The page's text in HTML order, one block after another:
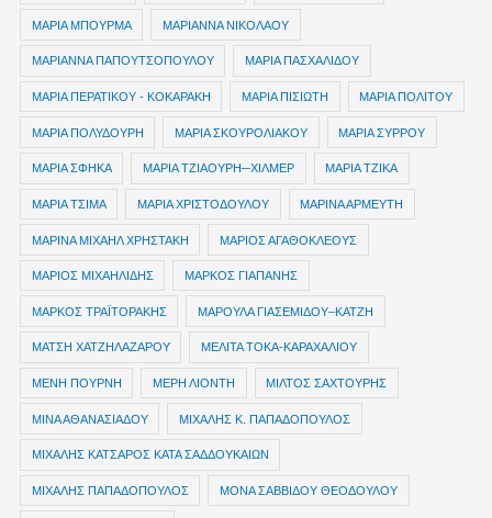
ΜΑΡΙΑ ΜΠΟΥΡΜΑ ΜΑΡΙΑΝΝΑ ΝΙΚΟΛΑΟΥ
ΜΑΡΙΑΝΝΑ ΠΑΠΟΥΤΣΟΠΟΥΛΟΥ ΜΑΡΙΑ ΠΑΣΧΑΛΙΔΟΥ
ΜΑΡΙΑ ΠΕΡΑΤΙΚΟΥ - ΚΟΚΑΡΑΚΗ ΜΑΡΙΑ ΠΙΣΙΩΤΗ ΜΑΡΙΑ ΠΟΛΙΤΟΥ
ΜΑΡΙΑ ΠΟΛΥΔΟΥΡΗ ΜΑΡΙΑ ΣΚΟΥΡΟΛΙΑΚΟΥ ΜΑΡΙΑ ΣΥΡΡΟΥ
ΜΑΡΙΑ ΣΦΗΚΑ ΜΑΡΙΑ ΤΖΙΑΟΥΡΗ─ΧΙΛΜΕΡ ΜΑΡΙΑ ΤΖΙΚΑ
ΜΑΡΙΑ ΤΣΙΜΑ ΜΑΡΙΑ ΧΡΙΣΤΟΔΟΥΛΟΥ ΜΑΡΙΝΑ ΑΡΜΕΥΤΗ
ΜΑΡΙΝΑ ΜΙΧΑΗΛ ΧΡΗΣΤΑΚΗ ΜΑΡΙΟΣ ΑΓΑΘΟΚΛΕΟΥΣ
ΜΑΡΙΟΣ ΜΙΧΑΗΛΙΔΗΣ ΜΑΡΚΟΣ ΓΙΑΠΑΝΗΣ
ΜΑΡΚΟΣ ΤΡΑΪΤΟΡΑΚΗΣ ΜΑΡΟΥΛΑ ΓΙΑΣΕΜΙΔΟΥ–ΚΑΤΖΗ
ΜΑΤΣΗ ΧΑΤΖΗΛΑΖΑΡΟΥ ΜΕΛΙΤΑ ΤΟΚΑ-ΚΑΡΑΧΑΛΙΟΥ
ΜΕΝΗ ΠΟΥΡΝΗ ΜΕΡΗ ΛΙΟΝΤΗ ΜΙΛΤΟΣ ΣΑΧΤΟΥΡΗΣ
ΜΙΝΑ ΑΘΑΝΑΣΙΑΔΟΥ ΜΙΧΑΛΗΣ Κ. ΠΑΠΑΔΟΠΟΥΛΟΣ
ΜΙΧΑΛΗΣ ΚΑΤΣΑΡΟΣ ΚΑΤΑ ΣΑΔΔΟΥΚΑΙΩΝ
ΜΙΧΑΛΗΣ ΠΑΠΑΔΟΠΟΥΛΟΣ ΜΟΝΑ ΣΑΒΒΙΔΟΥ ΘΕΟΔΟΥΛΟΥ